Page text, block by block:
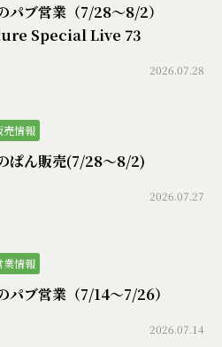
パブ営業（7/28〜8/2）
Special Live 73
2026.07.28
売情報
ぱん販売(7/28〜8/2)
2026.07.27
業情報
パブ営業（7/14〜7/26）
2026.07.14